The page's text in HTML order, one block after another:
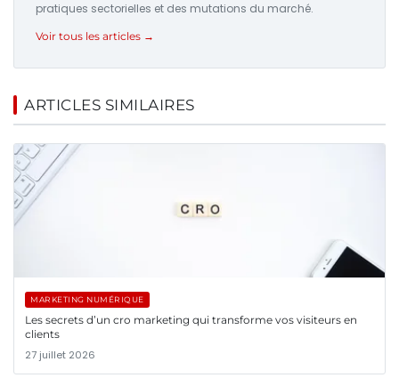
pratiques sectorielles et des mutations du marché.
Voir tous les articles →
ARTICLES SIMILAIRES
MARKETING NUMÉRIQUE
Les secrets d’un cro marketing qui transforme vos visiteurs en
clients
27 juillet 2026